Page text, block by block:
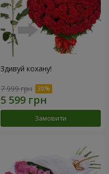
Здивуй кохану!
7 999 грн
Замовити